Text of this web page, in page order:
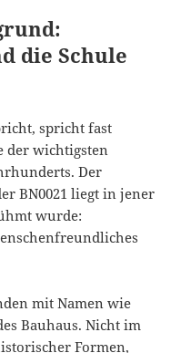
die Schule
spricht fast
der wichtigsten
Der
BN0021 liegt in jener
wurde:
mit Namen wie
Bauhaus. Nicht im
Formen,